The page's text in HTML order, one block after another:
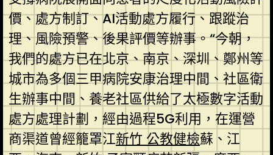
價、處方制訂、AI活動處方履行、跟蹤治
理、風險預警、後果評價等辦事。“今朝，
我們的處方已在北京、南京、深圳、鄭州等
城市為多個三甲病院安康治理中間、社區衛
生辦事中間、養老社區供給了太極數字活動
處方處理計劃，經由過程5G利用，在運營
商渠道曾經籠罩江新竹 公教健檢蘇、江